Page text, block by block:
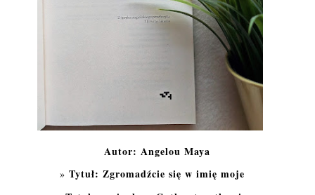
Autor: Angelou Maya
Tytuł: Zgromadźcie się w imię moje